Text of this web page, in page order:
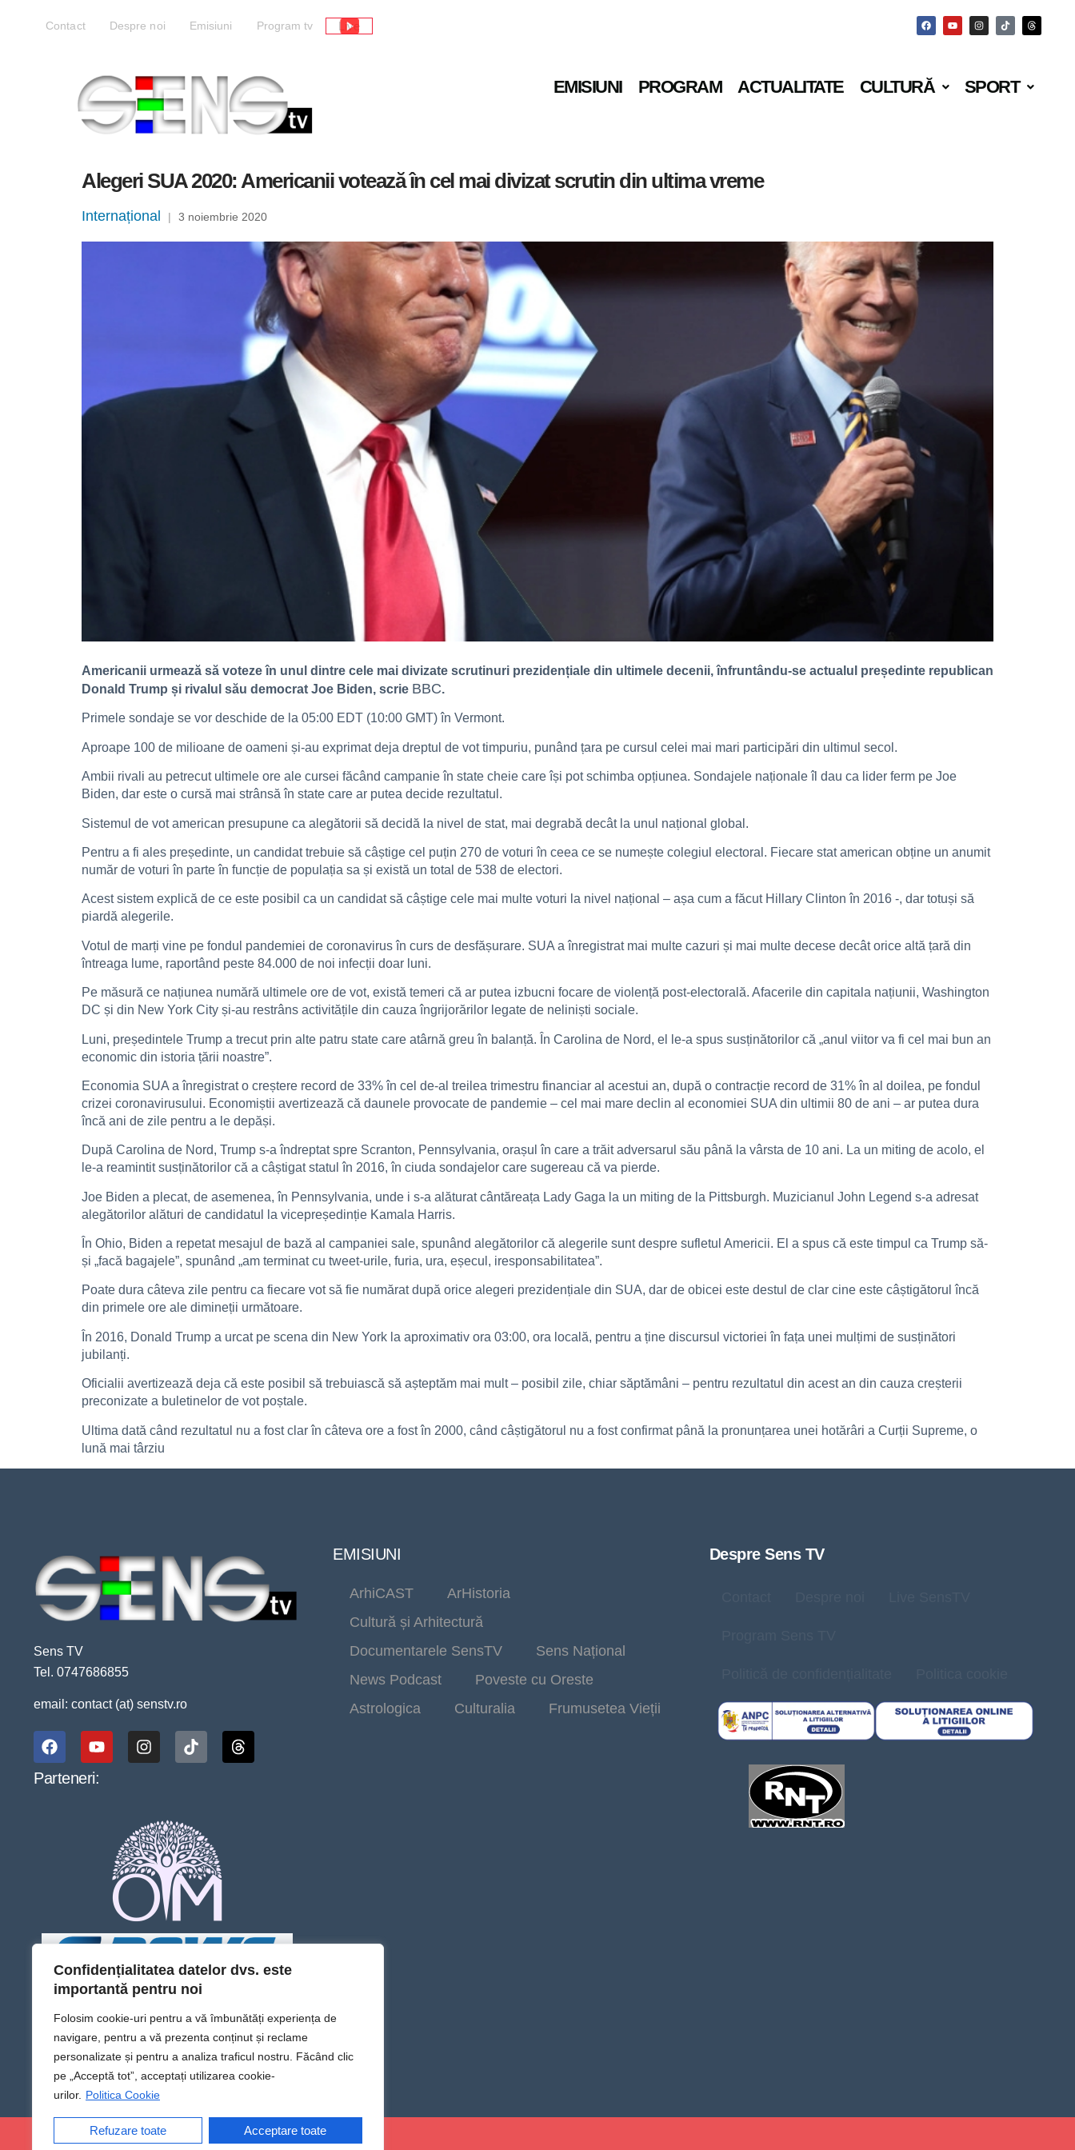
Confidențialitatea datelor dvs. este
importantă pentru noi
Folosim cookie-uri pentru a vă îmbunătăți experiența de
navigare, pentru a vă prezenta conținut și reclame
personalizate și pentru a analiza traficul nostru. Făcând clic
pe „Acceptă tot”, acceptați utilizarea cookie-
urilor. Politica Cookie
Refuzare toate Acceptare toate
Contact Despre noi Emisiuni Program tv Live
EMISIUNI PROGRAM ACTUALITATE CULTURĂ SPORT
Alegeri SUA 2020: Americanii votează în cel mai divizat scrutin din ultima vreme
Internațional | 3 noiembrie 2020
Americanii urmează să voteze în unul dintre cele mai divizate scrutinuri prezidențiale din ultimele decenii, înfruntându-se actualul președinte republican
Donald Trump și rivalul său democrat Joe Biden, scrie BBC.
Primele sondaje se vor deschide de la 05:00 EDT (10:00 GMT) în Vermont.
Aproape 100 de milioane de oameni și-au exprimat deja dreptul de vot timpuriu, punând țara pe cursul celei mai mari participări din ultimul secol.
Ambii rivali au petrecut ultimele ore ale cursei făcând campanie în state cheie care își pot schimba opțiunea. Sondajele naționale îl dau ca lider ferm pe Joe
Biden, dar este o cursă mai strânsă în state care ar putea decide rezultatul.
Sistemul de vot american presupune ca alegătorii să decidă la nivel de stat, mai degrabă decât la unul național global.
Pentru a fi ales președinte, un candidat trebuie să câștige cel puțin 270 de voturi în ceea ce se numește colegiul electoral. Fiecare stat american obține un anumit
număr de voturi în parte în funcție de populația sa și există un total de 538 de electori.
Acest sistem explică de ce este posibil ca un candidat să câștige cele mai multe voturi la nivel național – așa cum a făcut Hillary Clinton în 2016 -, dar totuși să
piardă alegerile.
Votul de marți vine pe fondul pandemiei de coronavirus în curs de desfășurare. SUA a înregistrat mai multe cazuri și mai multe decese decât orice altă țară din
întreaga lume, raportând peste 84.000 de noi infecții doar luni.
Pe măsură ce națiunea numără ultimele ore de vot, există temeri că ar putea izbucni focare de violență post-electorală. Afacerile din capitala națiunii, Washington
DC și din New York City și-au restrâns activitățile din cauza îngrijorărilor legate de neliniști sociale.
Luni, președintele Trump a trecut prin alte patru state care atârnă greu în balanță. În Carolina de Nord, el le-a spus susținătorilor că „anul viitor va fi cel mai bun an
economic din istoria țării noastre”.
Economia SUA a înregistrat o creștere record de 33% în cel de-al treilea trimestru financiar al acestui an, după o contracție record de 31% în al doilea, pe fondul
crizei coronavirusului. Economiștii avertizează că daunele provocate de pandemie – cel mai mare declin al economiei SUA din ultimii 80 de ani – ar putea dura
încă ani de zile pentru a le depăși.
După Carolina de Nord, Trump s-a îndreptat spre Scranton, Pennsylvania, orașul în care a trăit adversarul său până la vârsta de 10 ani. La un miting de acolo, el
le-a reamintit susținătorilor că a câștigat statul în 2016, în ciuda sondajelor care sugereau că va pierde.
Joe Biden a plecat, de asemenea, în Pennsylvania, unde i s-a alăturat cântăreața Lady Gaga la un miting de la Pittsburgh. Muzicianul John Legend s-a adresat
alegătorilor alături de candidatul la vicepreședinție Kamala Harris.
În Ohio, Biden a repetat mesajul de bază al campaniei sale, spunând alegătorilor că alegerile sunt despre sufletul Americii. El a spus că este timpul ca Trump să-
și „facă bagajele”, spunând „am terminat cu tweet-urile, furia, ura, eșecul, iresponsabilitatea”.
Poate dura câteva zile pentru ca fiecare vot să fie numărat după orice alegeri prezidențiale din SUA, dar de obicei este destul de clar cine este câștigătorul încă
din primele ore ale dimineții următoare.
În 2016, Donald Trump a urcat pe scena din New York la aproximativ ora 03:00, ora locală, pentru a ține discursul victoriei în fața unei mulțimi de susținători
jubilanți.
Oficialii avertizează deja că este posibil să trebuiască să așteptăm mai mult – posibil zile, chiar săptămâni – pentru rezultatul din acest an din cauza creșterii
preconizate a buletinelor de vot poștale.
Ultima dată când rezultatul nu a fost clar în câteva ore a fost în 2000, când câștigătorul nu a fost confirmat până la pronunțarea unei hotărâri a Curții Supreme, o
lună mai târziu
Sens TV
Tel. 0747686855
email: contact (at) senstv.ro
Parteneri:
EMISIUNI
ArhiCAST
ArHistoria
Cultură și Arhitectură
Documentarele SensTV
Sens Național
News Podcast
Poveste cu Oreste
Astrologica
Culturalia Frumusetea Vieții
Despre Sens TV
@Sens TV | Dă sens omului din tine!